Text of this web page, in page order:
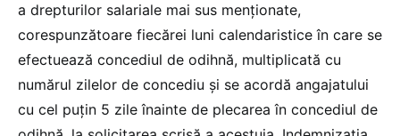
a drepturilor salariale mai sus menţionate,
corespunzătoare fiecărei luni calendaristice în care se
efectuează concediul de odihnă, multiplicată cu
numărul zilelor de concediu şi se acordă angajatului
cu cel puţin 5 zile înainte de plecarea în concediul de